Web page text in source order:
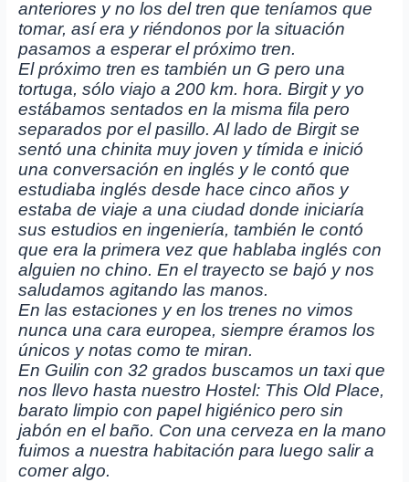
anteriores y no los del tren que teníamos que
tomar, así era y riéndonos por la situación
pasamos a esperar el próximo tren.
El próximo tren es también un G pero una
tortuga, sólo viajo a 200 km. hora. Birgit y yo
estábamos sentados en la misma fila pero
separados por el pasillo. Al lado de Birgit se
sentó una chinita muy joven y tímida e inició
una conversación en inglés y le contó que
estudiaba inglés desde hace cinco años y
estaba de viaje a una ciudad donde iniciaría
sus estudios en ingeniería, también le contó
que era la primera vez que hablaba inglés con
alguien no chino. En el trayecto se bajó y nos
saludamos agitando las manos.
En las estaciones y en los trenes no vimos
nunca una cara europea, siempre éramos los
únicos y notas como te miran.
En Guilin con 32 grados buscamos un taxi que
nos llevo hasta nuestro Hostel: This Old Place,
barato limpio con papel higiénico pero sin
jabón en el baño. Con una cerveza en la mano
fuimos a nuestra habitación para luego salir a
comer algo.